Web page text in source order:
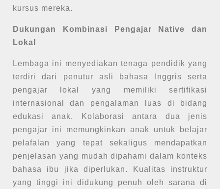
kursus mereka.
Dukungan Kombinasi Pengajar Native dan
Lokal
Lembaga ini menyediakan tenaga pendidik yang
terdiri dari penutur asli bahasa Inggris serta
pengajar lokal yang memiliki sertifikasi
internasional dan pengalaman luas di bidang
edukasi anak. Kolaborasi antara dua jenis
pengajar ini memungkinkan anak untuk belajar
pelafalan yang tepat sekaligus mendapatkan
penjelasan yang mudah dipahami dalam konteks
bahasa ibu jika diperlukan. Kualitas instruktur
yang tinggi ini didukung penuh oleh sarana di